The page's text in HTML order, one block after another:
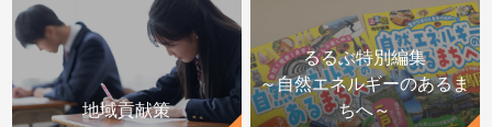
地域貢献策
るるぶ特別編集
～自然エネルギーのあるま
ちへ～